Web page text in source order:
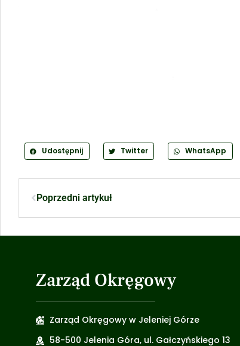
Udostępnij Twitter WhatsApp
Poprzedni artykuł
Zarząd Okręgowy
Zarząd Okręgowy w Jeleniej Górze
58-500 Jelenia Góra, ul. Gałczyńskiego 13